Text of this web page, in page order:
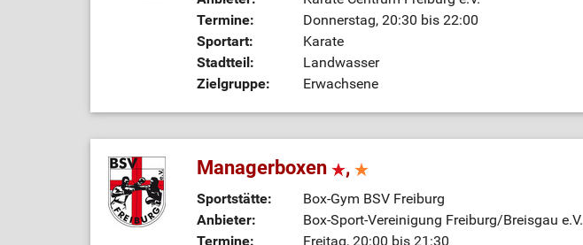
Termine:
Donnerstag, 20:30 bis 22:00
Sportart:
Karate
Stadtteil:
Landwasser
Zielgruppe:
Erwachsene
Managerboxen ,
Sportstätte:
Box-Gym BSV Freiburg
Anbieter:
Box-Sport-Vereinigung Freiburg/Breisgau e.V.
Termine:
Freitag, 20:00 bis 21:30